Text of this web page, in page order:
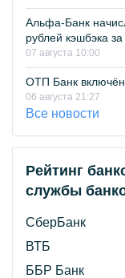
Альфа-Банк
рублей кэшбэка
07 августа 10:00
ОТП Банк
06 августа 21:27
Все новости
Рейтинг
службы
СберБанк
ВТБ
ББР Банк